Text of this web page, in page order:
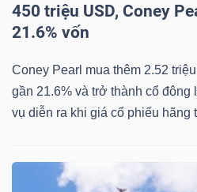
450 triệu USD, Coney
21.6% vốn
Coney Pearl mua thêm 2.52
gần 21.6% và trở thành cổ
vụ diễn ra khi giá cổ phiếu hãng
Truyền
tài
chính